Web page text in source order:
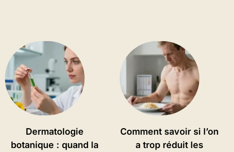
Dermatologie
botanique : quand la
Comment savoir si l’on
a trop réduit les